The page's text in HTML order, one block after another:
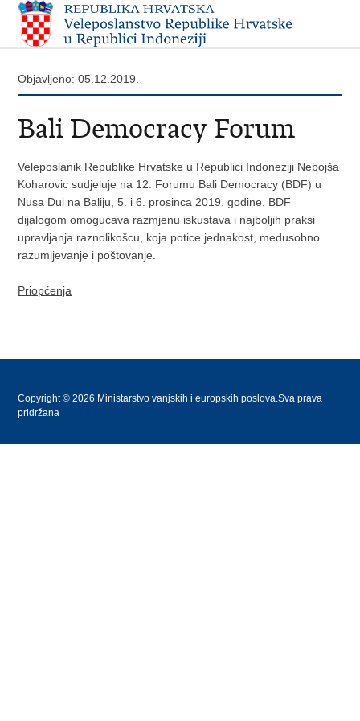
Objavljeno: 05.12.2019.
Bali Democracy Forum
Veleposlanik Republike Hrvatske u Republici Indoneziji Nebojša
Koharovic sudjeluje na 12. Forumu Bali Democracy (BDF) u
Nusa Dui na Baliju, 5. i 6. prosinca 2019. godine. BDF
dijalogom omogucava razmjenu iskustava i najboljih praksi
upravljanja raznolikošcu, koja potice jednakost, medusobno
razumijevanje i poštovanje.
Priopćenja
Copyright © 2026 Ministarstvo vanjskih i europskih poslova.Sva prava
pridržana